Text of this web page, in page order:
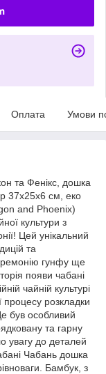
Оплата Умови
та Фенікс, дошка
37х25х6 см, еко
and Phoenix)
культури з
Цей унікальний
та
гунфу ще
появи чабані
чайній культурі
процесу розкладки
був особливий
та гарну
увагу до деталей
Чабань дошка
Бамбук, з